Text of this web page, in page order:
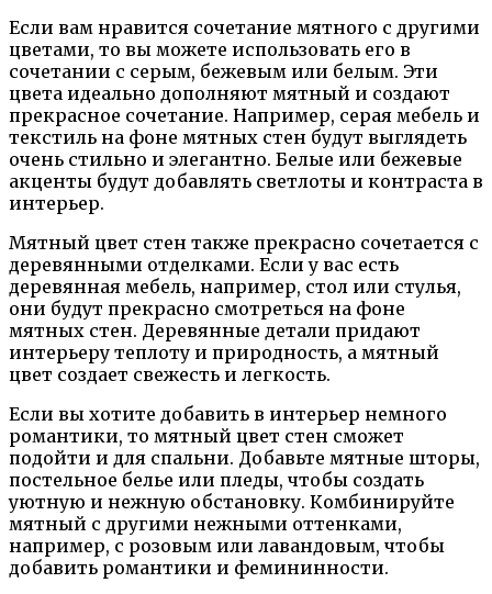
Если вам нравится сочетание мятного с другими
цветами, то вы можете использовать его в
сочетании с серым, бежевым или белым. Эти
цвета идеально дополняют мятный и создают
прекрасное сочетание. Например, серая мебель и
текстиль на фоне мятных стен будут выглядеть
очень стильно и элегантно. Белые или бежевые
акценты будут добавлять светлоты и контраста в
интерьер.
Мятный цвет стен также прекрасно сочетается с
деревянными отделками. Если у вас есть
деревянная мебель, например, стол или стулья,
они будут прекрасно смотреться на фоне
мятных стен. Деревянные детали придают
интерьеру теплоту и природность, а мятный
цвет создает свежесть и легкость.
Если вы хотите добавить в интерьер немного
романтики, то мятный цвет стен сможет
подойти и для спальни. Добавьте мятные шторы,
постельное белье или пледы, чтобы создать
уютную и нежную обстановку. Комбинируйте
мятный с другими нежными оттенками,
например, с розовым или лавандовым, чтобы
добавить романтики и фемининности.